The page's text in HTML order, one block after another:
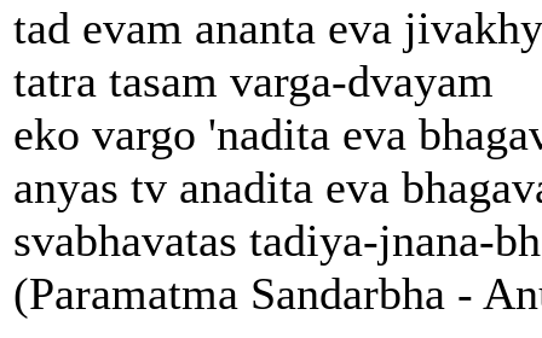
tad evam ananta eva
tatra tasam varga-dvayam
eko vargo 'nadita eva
anyas tv anadita eva
svabhavatas tadiya-jnana-
(Paramatma Sandarbha -